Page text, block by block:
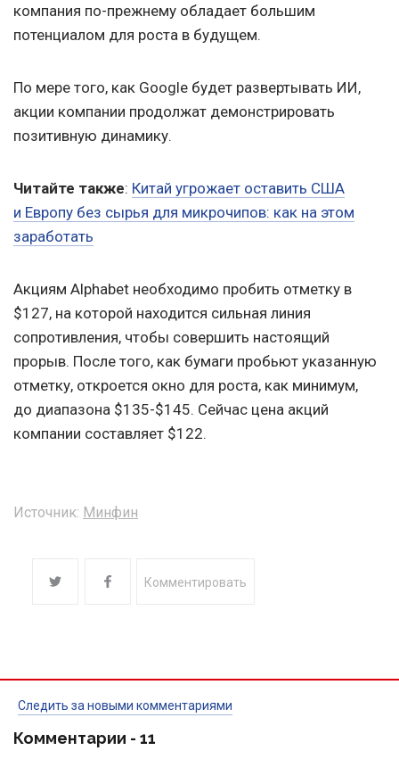
компания по-прежнему обладает большим
потенциалом для роста в будущем.
По мере того, как Google будет развертывать ИИ,
акции компании продолжат демонстрировать
позитивную динамику.
Читайте также: Китай угрожает оставить США
и Европу без сырья для микрочипов: как на этом
заработать
Акциям Alphabet необходимо пробить отметку в
$127, на которой находится сильная линия
сопротивления, чтобы совершить настоящий
прорыв. После того, как бумаги пробьют указанную
отметку, откроется окно для роста, как минимум,
до диапазона $135-$145. Сейчас цена акций
компании составляет $122.
Источник: Минфин
Комментировать
Следить за новыми комментариями
Комментарии - 11